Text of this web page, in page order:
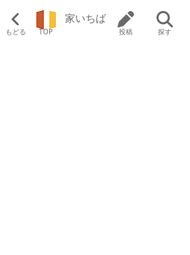
もどる TOP
家いちば
投稿 探す